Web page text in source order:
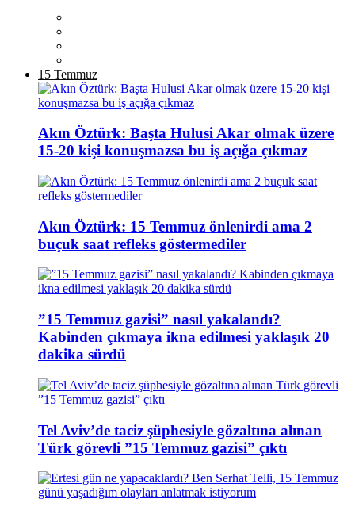
15 Temmuz
Akın Öztürk: Başta Hulusi Akar olmak üzere
15-20 kişi konuşmazsa bu iş açığa çıkmaz
Akın Öztürk: 15 Temmuz önlenirdi ama 2
buçuk saat refleks göstermediler
”15 Temmuz gazisi” nasıl yakalandı?
Kabinden çıkmaya ikna edilmesi yaklaşık 20
dakika sürdü
Tel Aviv’de taciz şüphesiyle gözaltına alınan
Türk görevli ”15 Temmuz gazisi” çıktı